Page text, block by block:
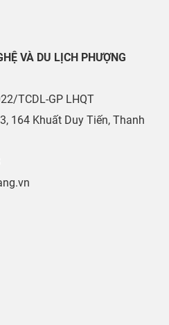
VÀ DU LỊCH PHƯỢNG
TCDL-GP LHQT
164 Khuất Duy Tiến, Thanh